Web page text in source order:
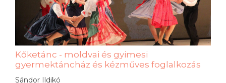
Kőketánc - moldvai és gyimesi
gyermektáncház és kézműves foglalkozás
Sándor Ildikó